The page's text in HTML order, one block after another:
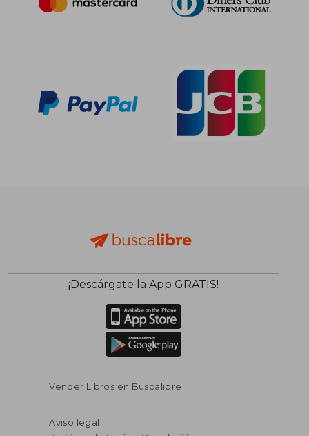
¡Descárgate la App GRATIS!
Vender Libros en Buscalibre
Aviso legal